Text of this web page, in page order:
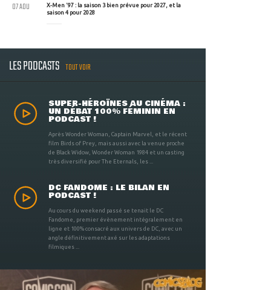
X-Men '97 : la saison 3 bien prévue pour 2027, et la
saison 4 pour 2028
07 AOU
LES PODCASTS TOUT VOIR
SUPER-HÉROÏNES AU CINÉMA :
UN DÉBAT 100% FÉMININ EN
PODCAST !
Après Wonder Woman, Captain Marvel, et le récent
film Birds of Prey, mais aussi avec la venue proche
de Black Widow, Wonder Woman 1984 et un casting
très diversifié pour The Eternals, les ...
DC FANDOME : LE BILAN EN
PODCAST !
Au cours du weekend passé se tenait le DC
Fandome, premier évènement intégralement en
ligne et 100% consacré aux univers de DC, avec un
angle définitivement axé sur les adaptations
filmiques ...